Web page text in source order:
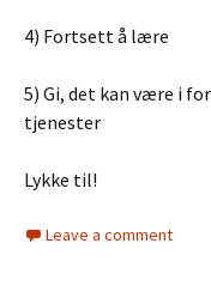
4) Fortsett å lære
5) Gi, det kan være i
tjenester
Lykke til!
Leave a comment